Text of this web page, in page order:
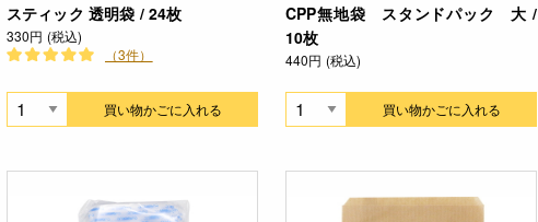
スティック 透明袋 / 24枚
330円 (税込)
（3件）
買い物かごに入れる
CPP無地袋 スタンドパック 大 /
10枚
440円 (税込)
買い物かごに入れる